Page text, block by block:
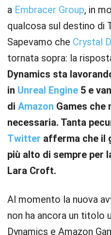
a Embracer Group, in
qualcosa sul destino di
Sapevamo che Crystal
tornata sopra: la
Dynamics sta
in Unreal Engine 5 e
di Amazon Games che
necessaria. Tanta
Twitter afferma che il
più alto di sempre per
Lara Croft.
Al momento la nuova
non ha ancora un titolo
Dynamics e Amazon